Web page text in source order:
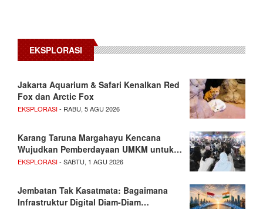
EKSPLORASI
Jakarta Aquarium & Safari Kenalkan Red
Fox dan Arctic Fox
EKSPLORASI- RABU, 5 AGU 2026
Karang Taruna Margahayu Kencana
Wujudkan Pemberdayaan UMKM untuk…
EKSPLORASI- SABTU, 1 AGU 2026
Jembatan Tak Kasatmata: Bagaimana
Infrastruktur Digital Diam-Diam…